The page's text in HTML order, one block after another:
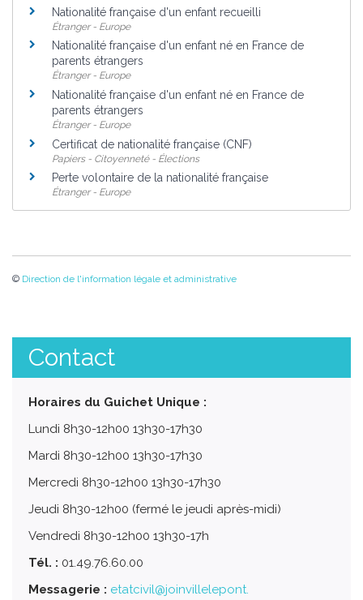
Nationalité française d'un enfant recueilli
Étranger - Europe
Nationalité française d'un enfant né en France de
parents étrangers
Étranger - Europe
Nationalité française d'un enfant né en France de
parents étrangers
Étranger - Europe
Certificat de nationalité française (CNF)
Papiers - Citoyenneté - Élections
Perte volontaire de la nationalité française
Étranger - Europe
© Direction de l'information légale et administrative
Contact
Horaires du Guichet Unique :
Lundi 8h30-12h00 13h30-17h30
Mardi 8h30-12h00 13h30-17h30
Mercredi 8h30-12h00 13h30-17h30
Jeudi 8h30-12h00 (fermé le jeudi après-midi)
Vendredi 8h30-12h00 13h30-17h
Tél. : 01.49.76.60.00
Messagerie : etatcivil@joinvillelepont.